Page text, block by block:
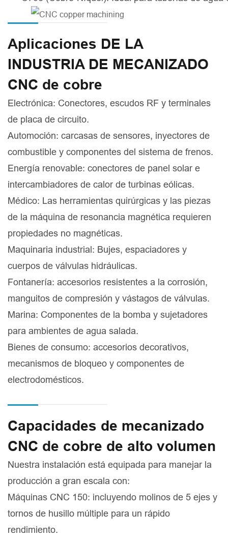
Aplicaciones DE LA
INDUSTRIA DE MECANIZADO
CNC de cobre
Electrónica: Conectores, escudos RF y terminales
de placa de circuito.
Automoción: carcasas de sensores, inyectores de
combustible y componentes del sistema de frenos.
Energía renovable: conectores de panel solar e
intercambiadores de calor de turbinas eólicas.
Médico: Las herramientas quirúrgicas y las piezas
de la máquina de resonancia magnética requieren
propiedades no magnéticas.
Maquinaria industrial: Bujes, espaciadores y
cuerpos de válvulas hidráulicas.
Fontanería: accesorios resistentes a la corrosión,
manguitos de compresión y vástagos de válvulas.
Marina: Componentes de la bomba y sujetadores
para ambientes de agua salada.
Bienes de consumo: accesorios decorativos,
mecanismos de bloqueo y componentes de
electrodomésticos.
Capacidades de mecanizado
CNC de cobre de alto volumen
Nuestra instalación está equipada para manejar la
producción a gran escala con:
Máquinas CNC 150: incluyendo molinos de 5 ejes y
tornos de husillo múltiple para un rápido
rendimiento.